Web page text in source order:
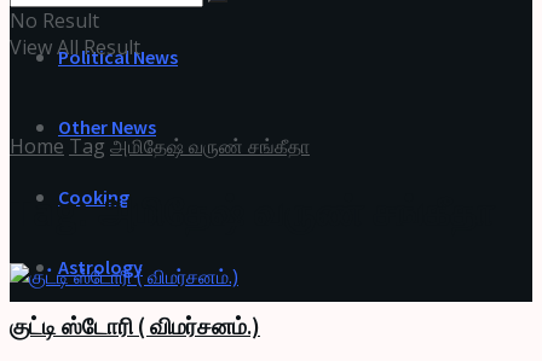
Political News
Other News
Cooking
Astrology
No Result
View All Result
Home Tag அமிதேஷ் வருண் சங்கீதா
Tag:அமிதேஷ் வருண் சங்கீதா
குட்டி ஸ்டோரி ( விமர்சனம்.)